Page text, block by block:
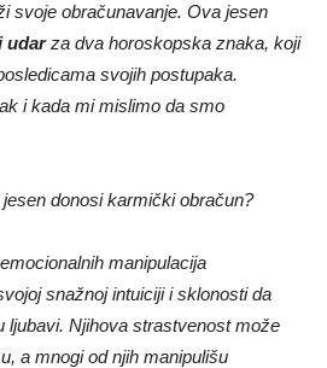
svoje obračunavanje. Ova jesen
udarza dva horoskopska znaka, koji
svojih postupaka.
i kada mi mislimo da smo
donosi karmički obračun?
manipulacija
snažnoj intuiciji i sklonosti da
ljubavi. Njihova strastvenost može
a mnogi od njih manipulišu